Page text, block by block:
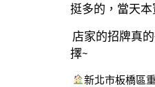
挺多的，當天
店家的招牌真
擇~
新北市板橋區